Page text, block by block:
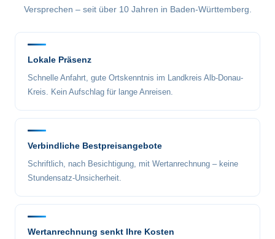
Versprechen – seit über 10 Jahren in Baden-Württemberg.
Lokale Präsenz
Schnelle Anfahrt, gute Ortskenntnis im Landkreis Alb-Donau-
Kreis. Kein Aufschlag für lange Anreisen.
Verbindliche Bestpreisangebote
Schriftlich, nach Besichtigung, mit Wertanrechnung – keine
Stundensatz-Unsicherheit.
Wertanrechnung senkt Ihre Kosten